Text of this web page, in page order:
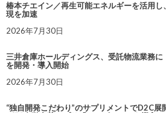
椿本チエイン／再生可能エネルギーを活用
現を加速
2026年7月30日
三井倉庫ホールディングス、受託物流業務に
を開発・導入開始
2026年7月30日
“独自開発こだわり”のサプリメントでD2C展